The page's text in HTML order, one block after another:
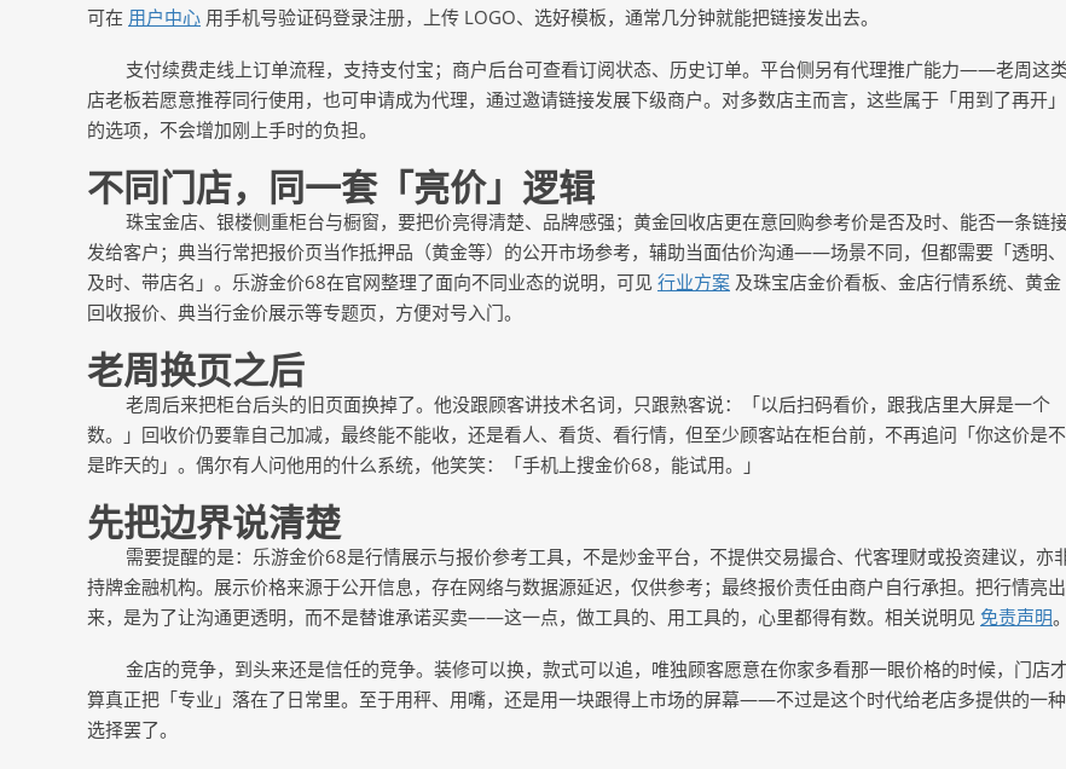
可在 用户中心 用手机号验证码登录注册，上传 LOGO、选好模板，通常几分钟就能把链接发出去。
支付续费走线上订单流程，支持支付宝；商户后台可查看订阅状态、历史订单。平台侧另有代理推广能力——老周这类
店老板若愿意推荐同行使用，也可申请成为代理，通过邀请链接发展下级商户。对多数店主而言，这些属于「用到了再开」
的选项，不会增加刚上手时的负担。
不同门店，同一套「亮价」逻辑
珠宝金店、银楼侧重柜台与橱窗，要把价亮得清楚、品牌感强；黄金回收店更在意回购参考价是否及时、能否一条链
发给客户；典当行常把报价页当作抵押品（黄金等）的公开市场参考，辅助当面估价沟通——场景不同，但都需要「透明、
及时、带店名」。乐游金价68在官网整理了面向不同业态的说明，可见 行业方案 及珠宝店金价看板、金店行情系统、黄金
回收报价、典当行金价展示等专题页，方便对号入门。
老周换页之后
老周后来把柜台后头的旧页面换掉了。他没跟顾客讲技术名词，只跟熟客说：「以后扫码看价，跟我店里大屏是一个
数。」回收价仍要靠自己加减，最终能不能收，还是看人、看货、看行情，但至少顾客站在柜台前，不再追问「你这价是不
是昨天的」。偶尔有人问他用的什么系统，他笑笑：「手机上搜金价68，能试用。」
先把边界说清楚
需要提醒的是：乐游金价68是行情展示与报价参考工具，不是炒金平台，不提供交易撮合、代客理财或投资建议，亦
持牌金融机构。展示价格来源于公开信息，存在网络与数据源延迟，仅供参考；最终报价责任由商户自行承担。把行情亮出
来，是为了让沟通更透明，而不是替谁承诺买卖——这一点，做工具的、用工具的，心里都得有数。相关说明见 免责声明。
金店的竞争，到头来还是信任的竞争。装修可以换，款式可以追，唯独顾客愿意在你家多看那一眼价格的时候，门店才
算真正把「专业」落在了日常里。至于用秤、用嘴，还是用一块跟得上市场的屏幕——不过是这个时代给老店多提供的一种
选择罢了。